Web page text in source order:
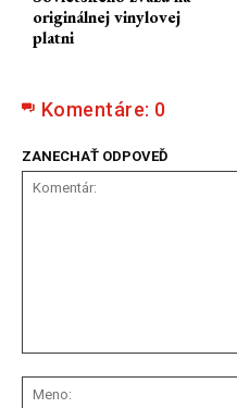
originálnej vinylovej
platni
Komentáre: 0
ZANECHAŤ ODPOVEĎ